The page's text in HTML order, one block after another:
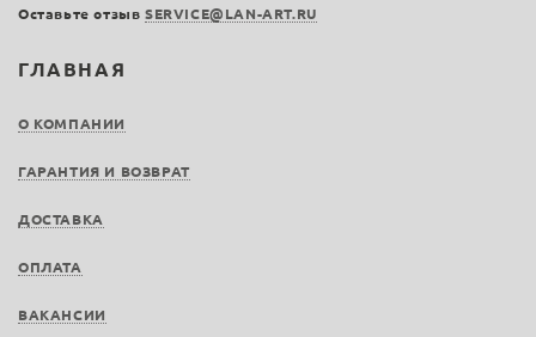
ГЛАВНАЯ
О КОМПАНИИ
ГАРАНТИЯ И ВОЗВРАТ
ДОСТАВКА
ОПЛАТА
ВАКАНСИИ
Оставьте отзыв SERVICE@LAN-ART.RU